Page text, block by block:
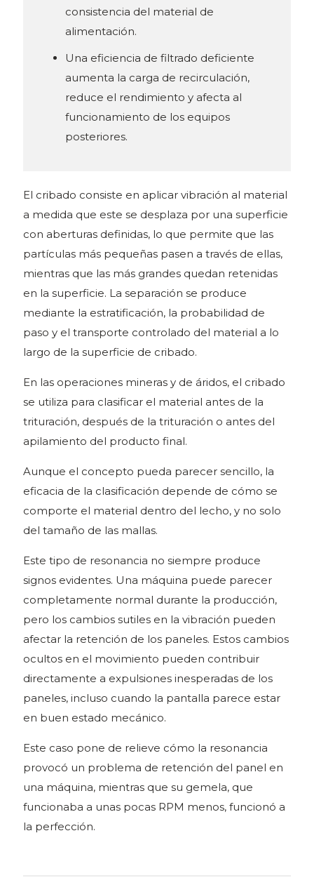
consistencia del material de
alimentación.
Una eficiencia de filtrado deficiente
aumenta la carga de recirculación,
reduce el rendimiento y afecta al
funcionamiento de los equipos
posteriores.
El cribado consiste en aplicar vibración al material
a medida que este se desplaza por una superficie
con aberturas definidas, lo que permite que las
partículas más pequeñas pasen a través de ellas,
mientras que las más grandes quedan retenidas
en la superficie. La separación se produce
mediante la estratificación, la probabilidad de
paso y el transporte controlado del material a lo
largo de la superficie de cribado.
En las operaciones mineras y de áridos, el cribado
se utiliza para clasificar el material antes de la
trituración, después de la trituración o antes del
apilamiento del producto final.
Aunque el concepto pueda parecer sencillo, la
eficacia de la clasificación depende de cómo se
comporte el material dentro del lecho, y no solo
del tamaño de las mallas.
Este tipo de resonancia no siempre produce
signos evidentes. Una máquina puede parecer
completamente normal durante la producción,
pero los cambios sutiles en la vibración pueden
afectar la retención de los paneles. Estos cambios
ocultos en el movimiento pueden contribuir
directamente a expulsiones inesperadas de los
paneles, incluso cuando la pantalla parece estar
en buen estado mecánico.
Este caso pone de relieve cómo la resonancia
provocó un problema de retención del panel en
una máquina, mientras que su gemela, que
funcionaba a unas pocas RPM menos, funcionó a
la perfección.